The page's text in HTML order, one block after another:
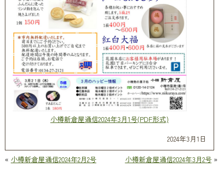
小樽新倉屋通信2024年3月1号(PDF形式)
2024年3月1日
« 小樽新倉屋通信2024年2月2号 小樽新倉屋通信2024年3月2号»